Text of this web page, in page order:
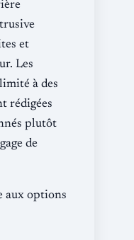
et
Les
à des
rédigées
plutôt
de
aux options